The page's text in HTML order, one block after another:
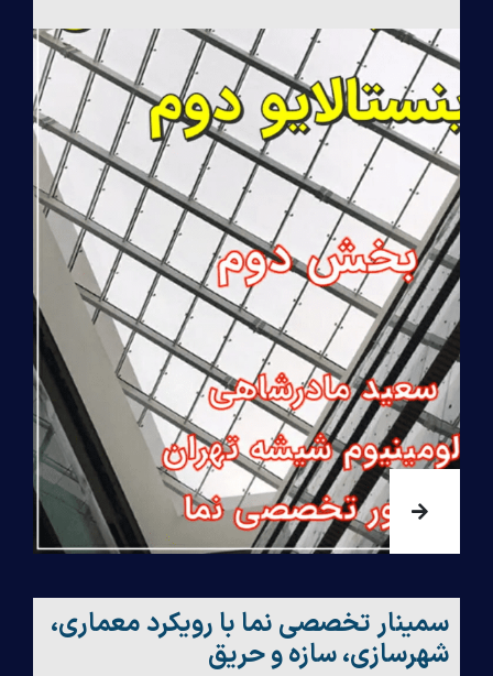
سمینار تخصصی نما با رویکرد معماری،
شهرسازی، سازه و حریق